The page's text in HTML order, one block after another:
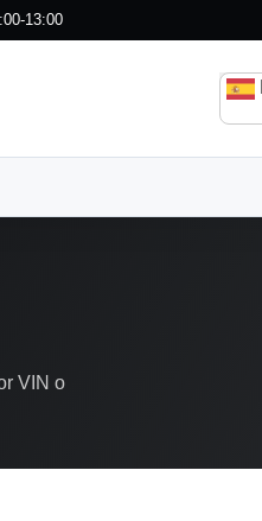
13:00
VIN o